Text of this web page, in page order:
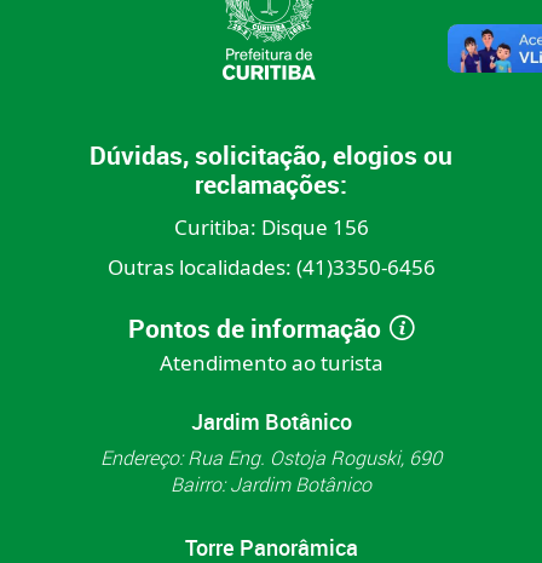
Dúvidas, solicitação, elogios ou
reclamações:
Curitiba: Disque 156
Outras localidades: (41)3350-6456
Pontos de informação
Atendimento ao turista
Jardim Botânico
Endereço: Rua Eng. Ostoja Roguski, 690
Bairro: Jardim Botânico
Torre Panorâmica